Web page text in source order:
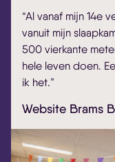
“Al vanaf mijn 14e
vanuit mijn
500 vierkante
hele leven doen.
ik het.”
Website Brams